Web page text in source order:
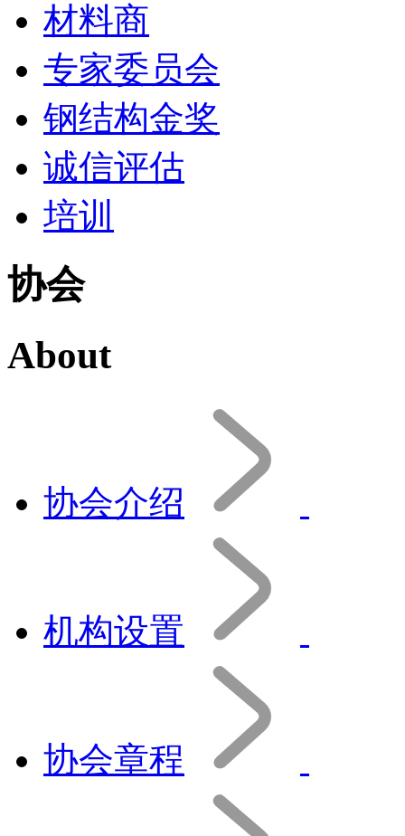
材料商
专家委员会
钢结构金奖
诚信评估
培训
协会
About
协会介绍
机构设置
协会章程